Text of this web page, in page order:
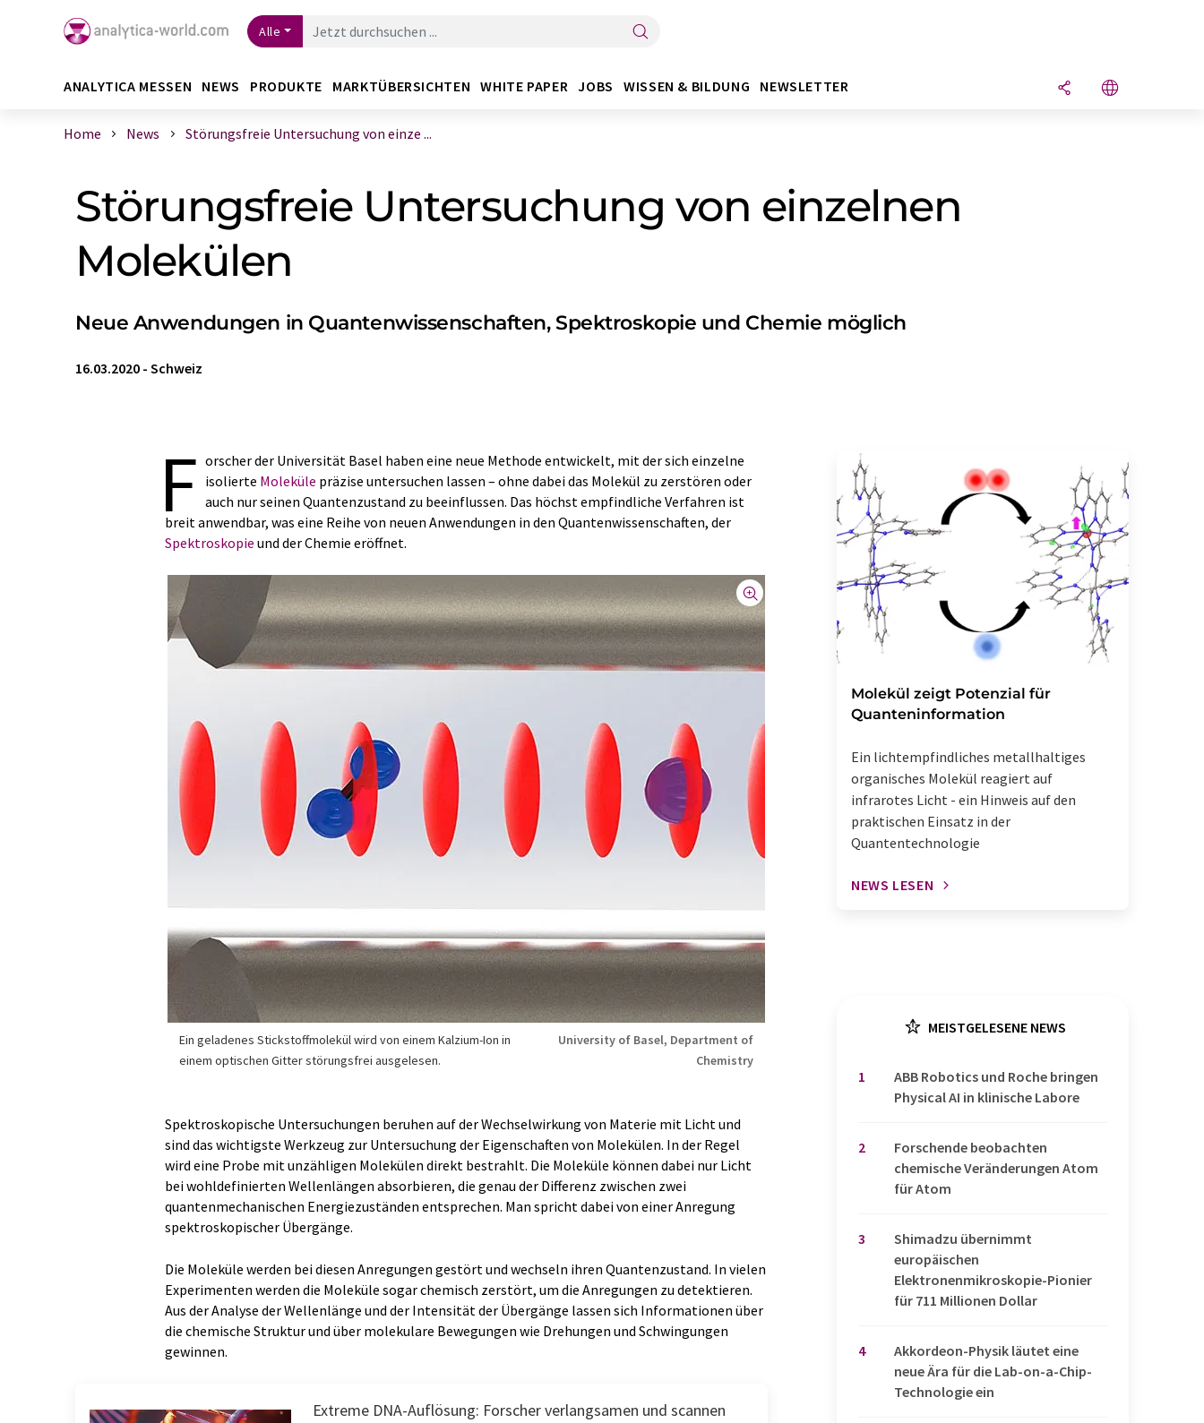
Alle
ANALYTICA MESSEN NEWS PRODUKTE MARKTÜBERSICHTEN WHITE PAPER JOBS WISSEN & BILDUNG NEWSLETTER
Home News Störungsfreie Untersuchung von einze ...
Störungsfreie Untersuchung von einzelnen
Molekülen
Neue Anwendungen in Quantenwissenschaften, Spektroskopie und Chemie möglich
16.03.2020 - Schweiz
F orscher der Universität Basel haben eine neue Methode entwickelt, mit der sich einzelne
isolierte Moleküle präzise untersuchen lassen – ohne dabei das Molekül zu zerstören oder
auch nur seinen Quantenzustand zu beeinflussen. Das höchst empfindliche Verfahren ist
breit anwendbar, was eine Reihe von neuen Anwendungen in den Quantenwissenschaften, der
Spektroskopie und der Chemie eröffnet.
Ein geladenes Stickstoffmolekül wird von einem Kalzium-Ion in
einem optischen Gitter störungsfrei ausgelesen.
University of Basel, Department of
Chemistry
Spektroskopische Untersuchungen beruhen auf der Wechselwirkung von Materie mit Licht und
sind das wichtigste Werkzeug zur Untersuchung der Eigenschaften von Molekülen. In der Regel
wird eine Probe mit unzähligen Molekülen direkt bestrahlt. Die Moleküle können dabei nur Licht
bei wohldefinierten Wellenlängen absorbieren, die genau der Differenz zwischen zwei
quantenmechanischen Energiezuständen entsprechen. Man spricht dabei von einer Anregung
spektroskopischer Übergänge.
Die Moleküle werden bei diesen Anregungen gestört und wechseln ihren Quantenzustand. In vielen
Experimenten werden die Moleküle sogar chemisch zerstört, um die Anregungen zu detektieren.
Aus der Analyse der Wellenlänge und der Intensität der Übergänge lassen sich Informationen über
die chemische Struktur und über molekulare Bewegungen wie Drehungen und Schwingungen
gewinnen.
Extreme DNA-Auflösung: Forscher verlangsamen und scannen
Molekül zeigt Potenzial für
Quanteninformation
Ein lichtempfindliches metallhaltiges
organisches Molekül reagiert auf
infrarotes Licht - ein Hinweis auf den
praktischen Einsatz in der
Quantentechnologie
NEWS LESEN
MEISTGELESENE NEWS
1
​​​​​​​ABB Robotics und Roche bringen
Physical AI in klinische Labore
2
Forschende beobachten
chemische Veränderungen Atom
für Atom
3
Shimadzu übernimmt
europäischen
Elektronenmikroskopie-Pionier
für 711 Millionen Dollar
4
Akkordeon-Physik läutet eine
neue Ära für die Lab-on-a-Chip-
Technologie ein